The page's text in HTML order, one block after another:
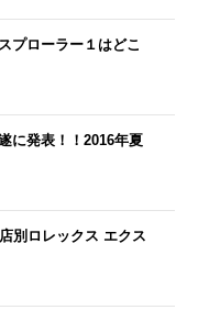
プローラー１はどこ
に発表！！2016年夏
別ロレックス エクス